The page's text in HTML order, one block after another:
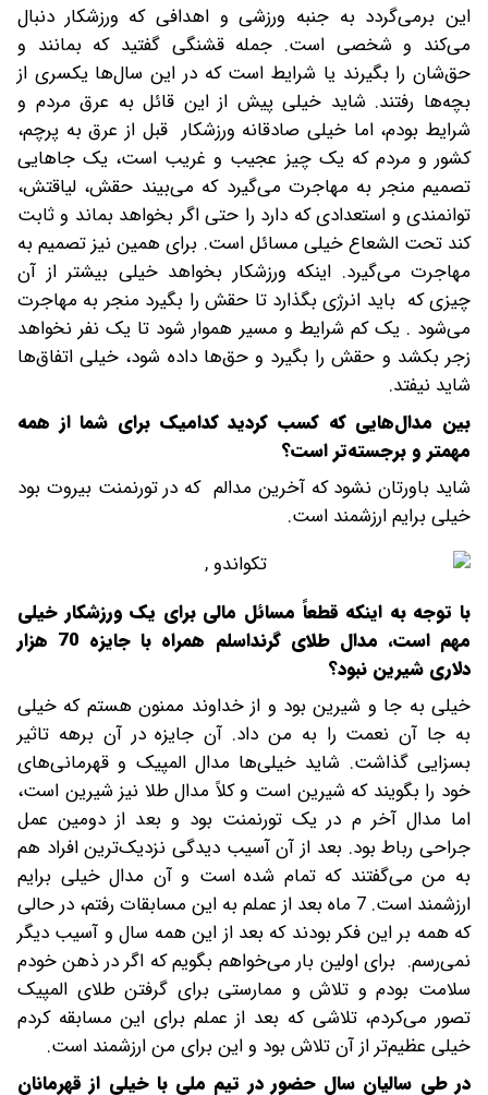
این برمی‌گردد به جنبه ورزشی و اهدافی که ورزشکار دنبال
می‌کند و شخصی است. جمله قشنگی گفتید که بمانند و
حق‌شان را بگیرند یا شرایط است که در این سال‌ها یکسری از
بچه‌ها رفتند. شاید خیلی پیش از این قائل به عرق مردم و
شرایط بودم، اما خیلی صادقانه ورزشکار قبل از عرق به پرچم،
کشور و مردم که یک چیز عجیب و غریب است، یک جاهایی
تصمیم منجر به مهاجرت می‌گیرد که می‌بیند حقش، لیاقتش،
توانمندی و استعدادی که دارد را حتی اگر بخواهد بماند و ثابت
کند تحت الشعاع خیلی مسائل است. برای همین نیز تصمیم به
مهاجرت می‌گیرد. اینکه ورزشکار بخواهد خیلی بیشتر از آن
چیزی که باید انرژی بگذارد تا حقش را بگیرد منجر به مهاجرت
می‌شود . یک کم شرایط و مسیر هموار شود تا یک نفر نخواهد
زجر بکشد و حقش را بگیرد و حق‌ها داده شود، خیلی اتفاق‌ها
شاید نیفتد.
بین مدال‌هایی که کسب کردید کدامیک برای شما از همه
مهمتر و برجسته‌تر است؟
شاید باورتان نشود که آخرین مدالم که در تورنمنت بیروت بود
خیلی برایم ارزشمند است.
با توجه به اینکه قطعاً مسائل مالی برای یک ورزشکار خیلی
مهم است، مدال طلای گرنداسلم همراه با جایزه 70 هزار
دلاری شیرین نبود؟
خیلی به جا و شیرین بود و از خداوند ممنون هستم که خیلی
به جا آن نعمت را به من داد. آن جایزه در آن برهه تاثیر
بسزایی گذاشت. شاید خیلی‌ها مدال المپیک و قهرمانی‌های
خود را بگویند که شیرین است و کلاً مدال طلا نیز شیرین است،
اما مدال آخر م در یک تورنمنت بود و بعد از دومین عمل
جراحی رباط بود. بعد از آن آسیب دیدگی نزدیک‌ترین افراد هم
به من می‌گفتند که تمام شده است و آن مدال خیلی برایم
ارزشمند است. 7 ماه بعد از عملم به این مسابقات رفتم، در حالی
که همه بر این فکر بودند که بعد از این همه سال و آسیب دیگر
نمی‌رسم. برای اولین بار می‌خواهم بگویم که اگر در ذهن خودم
سلامت بودم و تلاش و ممارستی برای گرفتن طلای المپیک
تصور می‌کردم، تلاشی که بعد از عملم برای این مسابقه کردم
خیلی عظیم‌تر از آن تلاش بود و این برای من ارزشمند است.
در طی سالیان سال حضور در تیم ملی با خیلی از قهرمانان